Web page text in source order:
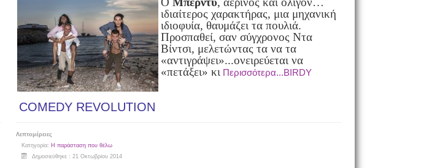
ιδιαίτερος χαρακτήρας, μια μηχανική
ιδιοφυία, θαυμάζει τα πουλιά.
Προσπαθεί, σαν σύγχρονος Ντα
Βίντσι, μελετώντας τα να τα
«αντιγράψει»...ονειρεύεται να
«πετάξει» κι Περισσότερα...BIRDY
COMEDY REVOLUTION
Λεπτομέρειες
Κατηγορία: Η παράσταση που θέλω
Δημοσιεύθηκε : 21 Οκτωβρίου 2014